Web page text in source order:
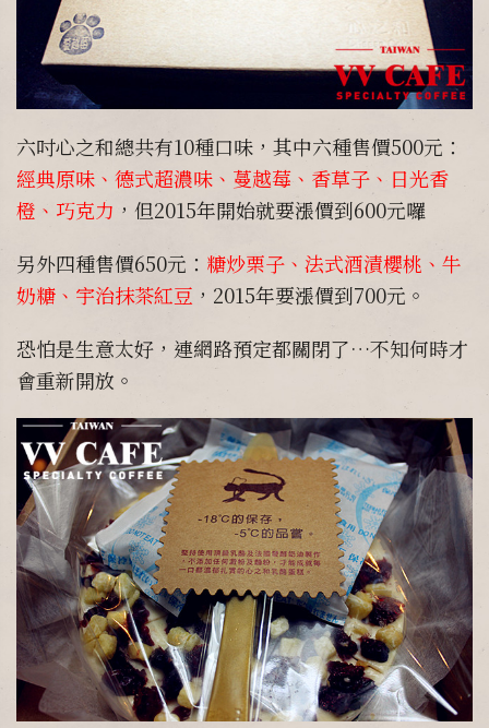
六吋心之和總共有10種口味，其中六種售價500元：
經典原味、德式超濃味、蔓越莓、香草子、日光香
橙、巧克力 ，但2015年開始就要漲價到600元囉
另外四種售價650元： 糖炒栗子、法式酒漬櫻桃、牛
奶糖、宇治抹茶紅豆 ，2015年要漲價到700元。
恐怕是生意太好，連網路預定都關閉了…不知何時才
會重新開放。